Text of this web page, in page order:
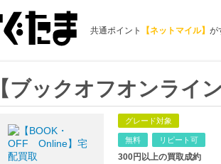
共通ポイント 【ネットマイル】 が
【ブックオフオンライ
グレード対象
無料 リピート可
300円以上の買取成約